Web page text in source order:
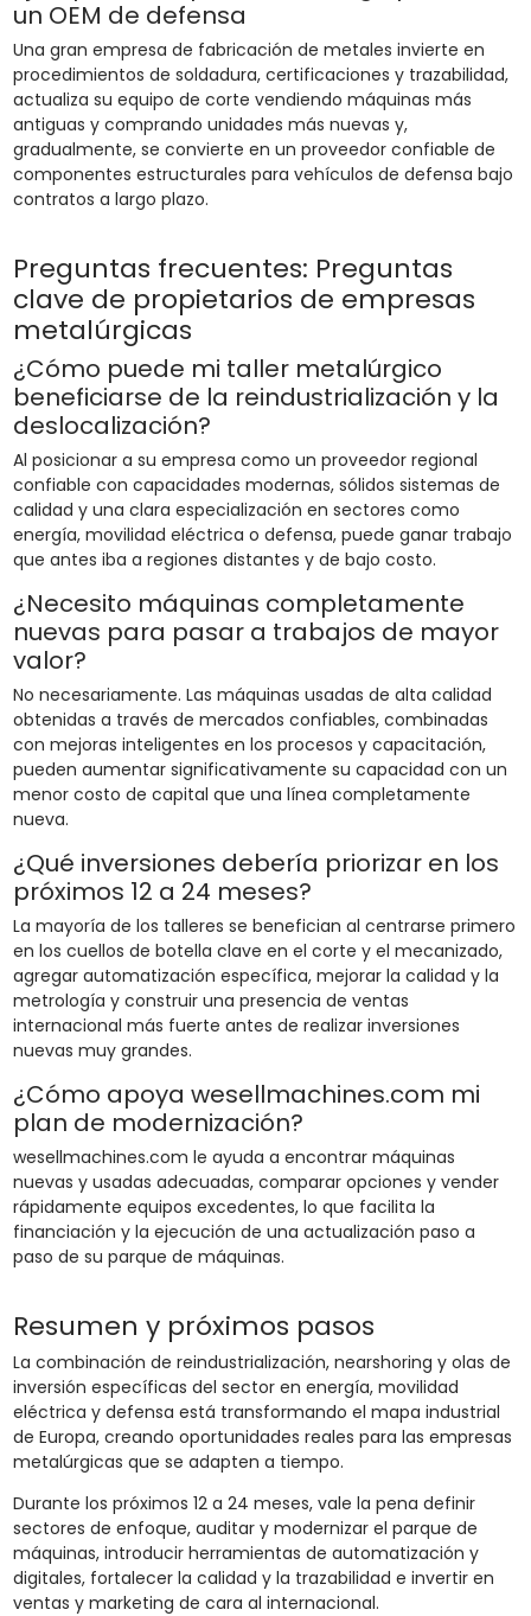
un OEM de defensa
Una gran empresa de fabricación de metales invierte en
procedimientos de soldadura, certificaciones y trazabilidad,
actualiza su equipo de corte vendiendo máquinas más
antiguas y comprando unidades más nuevas y,
gradualmente, se convierte en un proveedor confiable de
componentes estructurales para vehículos de defensa bajo
contratos a largo plazo.
Preguntas frecuentes: Preguntas
clave de propietarios de empresas
metalúrgicas
¿Cómo puede mi taller metalúrgico
beneficiarse de la reindustrialización y la
deslocalización?
Al posicionar a su empresa como un proveedor regional
confiable con capacidades modernas, sólidos sistemas de
calidad y una clara especialización en sectores como
energía, movilidad eléctrica o defensa, puede ganar trabajo
que antes iba a regiones distantes y de bajo costo.
¿Necesito máquinas completamente
nuevas para pasar a trabajos de mayor
valor?
No necesariamente. Las máquinas usadas de alta calidad
obtenidas a través de mercados confiables, combinadas
con mejoras inteligentes en los procesos y capacitación,
pueden aumentar significativamente su capacidad con un
menor costo de capital que una línea completamente
nueva.
¿Qué inversiones debería priorizar en los
próximos 12 a 24 meses?
La mayoría de los talleres se benefician al centrarse primero
en los cuellos de botella clave en el corte y el mecanizado,
agregar automatización específica, mejorar la calidad y la
metrología y construir una presencia de ventas
internacional más fuerte antes de realizar inversiones
nuevas muy grandes.
¿Cómo apoya wesellmachines.com mi
plan de modernización?
wesellmachines.com le ayuda a encontrar máquinas
nuevas y usadas adecuadas, comparar opciones y vender
rápidamente equipos excedentes, lo que facilita la
financiación y la ejecución de una actualización paso a
paso de su parque de máquinas.
Resumen y próximos pasos
La combinación de reindustrialización, nearshoring y olas de
inversión específicas del sector en energía, movilidad
eléctrica y defensa está transformando el mapa industrial
de Europa, creando oportunidades reales para las empresas
metalúrgicas que se adapten a tiempo.
Durante los próximos 12 a 24 meses, vale la pena definir
sectores de enfoque, auditar y modernizar el parque de
máquinas, introducir herramientas de automatización y
digitales, fortalecer la calidad y la trazabilidad e invertir en
ventas y marketing de cara al internacional.